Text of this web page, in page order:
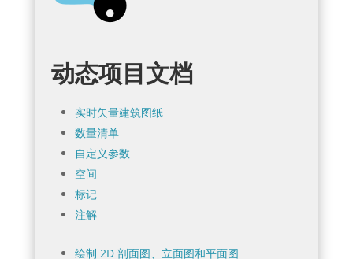
动态项目文档
实时矢量建筑图纸
数量清单
自定义参数
空间
标记
注解
绘制 2D 剖面图、立面图和平面图